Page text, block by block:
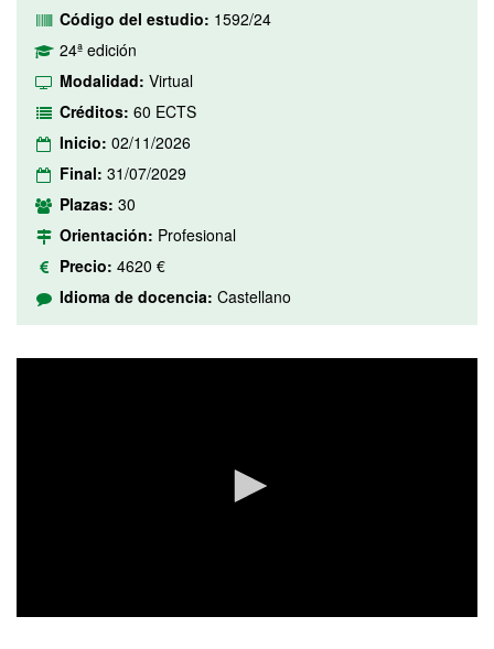
Código del estudio: 1592/24
24ª edición
Modalidad: Virtual
Créditos: 60 ECTS
Inicio: 02/11/2026
Final: 31/07/2029
Plazas: 30
Orientación: Profesional
Precio: 4620 €
Idioma de docencia: Castellano